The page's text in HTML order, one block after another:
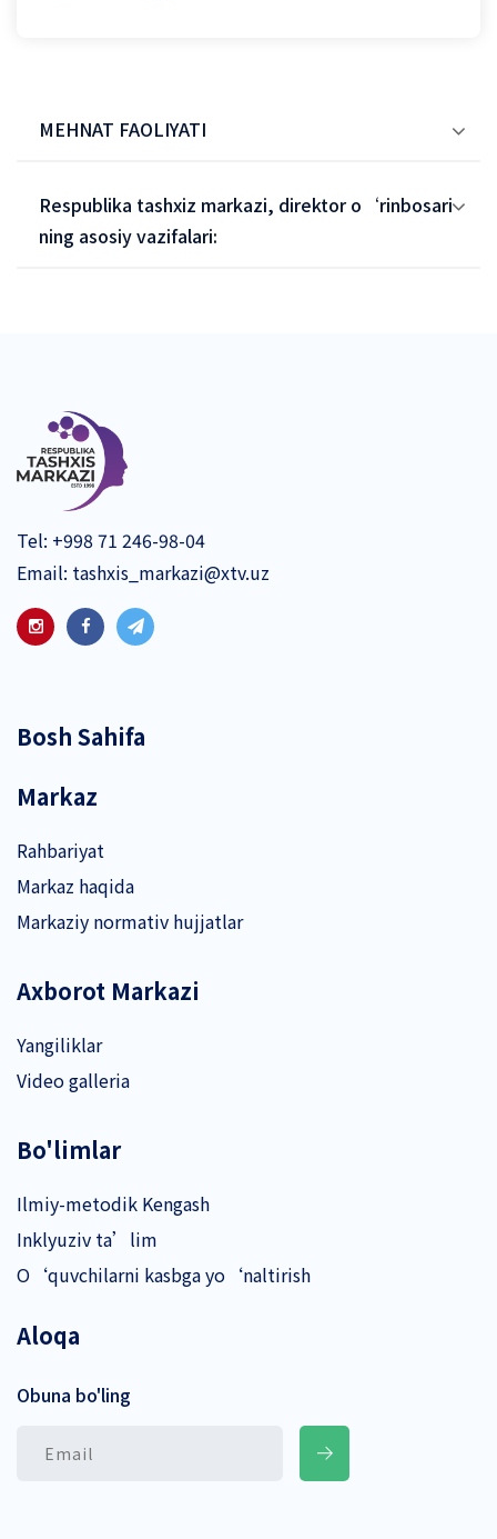
MEHNAT FAOLIYATI
Respublika tashxiz markazi, direktor o‘rinbosari
ning asosiy vazifalari:
Tel: +998 71 246-98-04
Email: tashxis_markazi@xtv.uz
Bosh Sahifa
Markaz
Rahbariyat
Markaz haqida
Markaziy normativ hujjatlar
Axborot Markazi
Yangiliklar
Video galleria
Bo'limlar
Ilmiy-metodik Kengash
Inklyuziv ta’lim
O‘quvchilarni kasbga yo‘naltirish
Aloqa
Obuna bo'ling